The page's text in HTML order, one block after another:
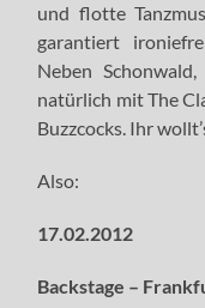
und flotte
garantiert
Neben
natürlich mit The
Buzzcocks. Ihr
Also:
17.02.2012
Backstage –